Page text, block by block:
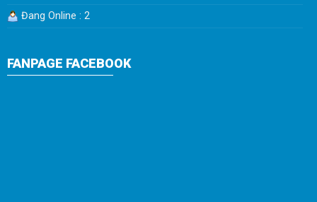
Đang Online : 2
FANPAGE FACEBOOK